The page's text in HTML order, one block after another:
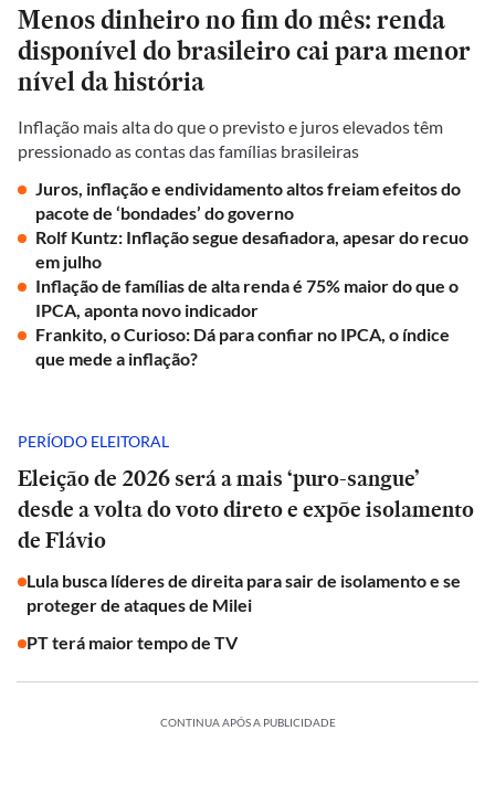
Menos dinheiro no fim do mês: renda
disponível do brasileiro cai para menor
nível da história
Inflação mais alta do que o previsto e juros elevados têm
pressionado as contas das famílias brasileiras
Juros, inflação e endividamento altos freiam efeitos do
pacote de ‘bondades’ do governo
Rolf Kuntz: Inflação segue desafiadora, apesar do recuo
em julho
Inflação de famílias de alta renda é 75% maior do que o
IPCA, aponta novo indicador
Frankito, o Curioso: Dá para confiar no IPCA, o índice
que mede a inflação?
PERÍODO ELEITORAL
Eleição de 2026 será a mais ‘puro-sangue’
desde a volta do voto direto e expõe isolamento
de Flávio
Lula busca líderes de direita para sair de isolamento e se
proteger de ataques de Milei
PT terá maior tempo de TV
CONTINUA APÓS A PUBLICIDADE